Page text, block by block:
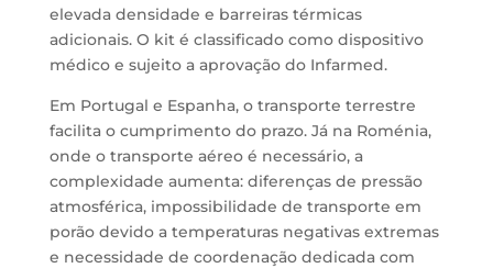
elevada densidade e barreiras térmicas
adicionais. O kit é classificado como dispositivo
médico e sujeito a aprovação do Infarmed.
Em Portugal e Espanha, o transporte terrestre
facilita o cumprimento do prazo. Já na Roménia,
onde o transporte aéreo é necessário, a
complexidade aumenta: diferenças de pressão
atmosférica, impossibilidade de transporte em
porão devido a temperaturas negativas extremas
e necessidade de coordenação dedicada com